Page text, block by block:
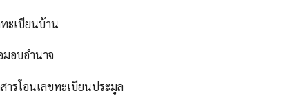
ะเบียนบ้าน
อบอำนาจ
ารโอนเลขทะเบียนประมูล